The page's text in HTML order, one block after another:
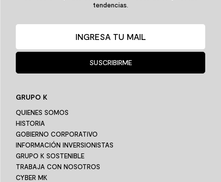
tendencias.
SUSCRIBIRME
GRUPO K
QUIENES SOMOS
HISTORIA
GOBIERNO CORPORATIVO
INFORMACIÓN INVERSIONISTAS
GRUPO K SOSTENIBLE
TRABAJA CON NOSOTROS
CYBER MK